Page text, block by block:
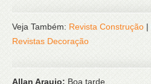
Veja Também: Revista Construção |
Revistas Decoração
Allan Araujo: Boa tarde,